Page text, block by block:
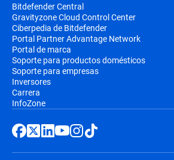
Bitdefender Central
Gravityzone Cloud Control Center
Ciberpedia de Bitdefender
Portal Partner Advantage Network
Portal de marca
Soporte para productos domésticos
Soporte para empresas
Inversores
Carrera
InfoZone